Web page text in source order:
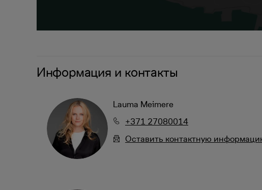
Информация и контакты
Lauma Meimere
+371 27080014
Oставить контактную